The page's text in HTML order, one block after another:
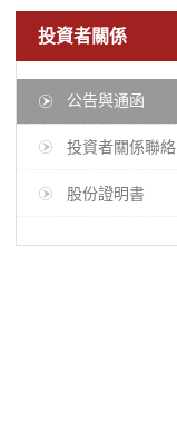
投資者關係
公告與通函
投資者關係聯絡
股份證明書